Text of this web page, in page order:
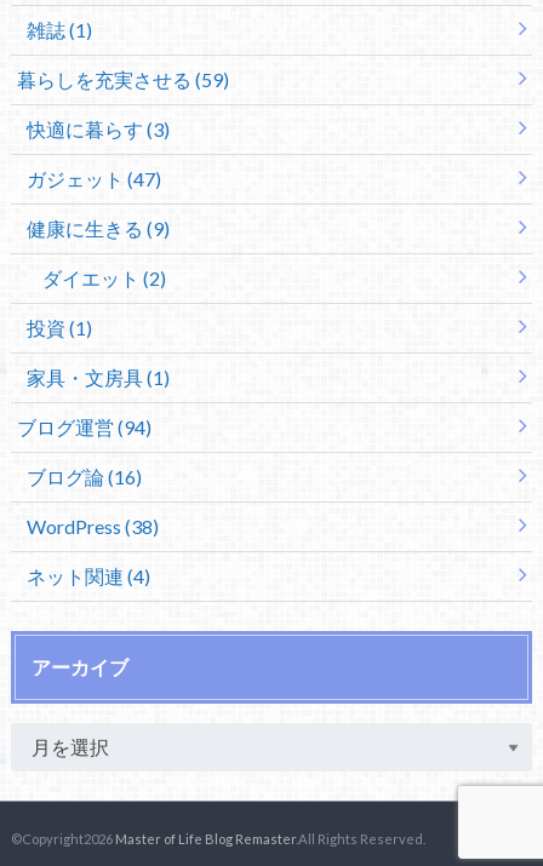
雑誌 (1)
暮らしを充実させる (59)
快適に暮らす (3)
ガジェット (47)
健康に生きる (9)
ダイエット (2)
投資 (1)
家具・文房具 (1)
ブログ運営 (94)
ブログ論 (16)
WordPress (38)
ネット関連 (4)
アーカイブ
©Copyright2026 Master of Life Blog Remaster.All Rights Reserved.